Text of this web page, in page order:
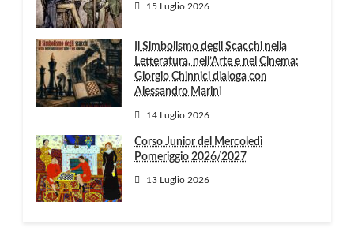
15 Luglio 2026
Il Simbolismo degli Scacchi nella
Letteratura, nell’Arte e nel Cinema:
Giorgio Chinnici dialoga con
Alessandro Marini
14 Luglio 2026
Corso Junior del Mercoledì
Pomeriggio 2026/2027
13 Luglio 2026